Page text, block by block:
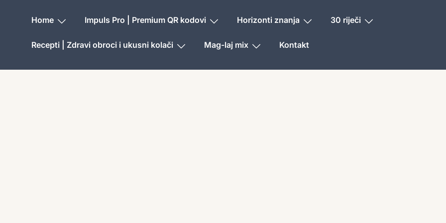
Home Impuls Pro | Premium QR kodovi Horizonti znanja 30 riječi
Recepti | Zdravi obroci i ukusni kolači Mag-laj mix Kontakt